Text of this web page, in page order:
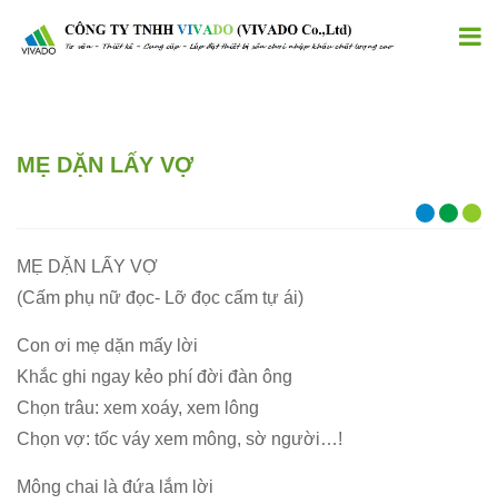
MẸ DẶN LẤY VỢ
MẸ DẶN LẤY VỢ
(Cấm phụ nữ đọc- Lỡ đọc cấm tự ái)
Con ơi mẹ dặn mấy lời
Khắc ghi ngay kẻo phí đời đàn ông
Chọn trâu: xem xoáy, xem lông
Chọn vợ: tốc váy xem mông, sờ người…!
Mông chai là đứa lắm lời